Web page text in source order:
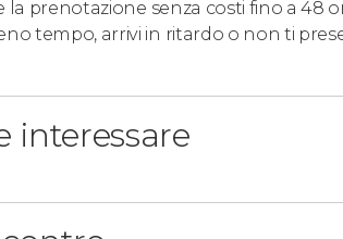
la prenotazione senza costi fino a 48
tempo, arrivi in ritardo o non ti
interessare